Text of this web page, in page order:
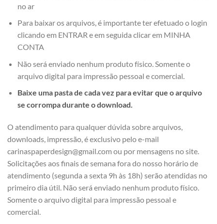
no ar
Para baixar os arquivos, é importante ter efetuado o login
clicando em ENTRAR e em seguida clicar em MINHA
CONTA
Não será enviado nenhum produto físico. Somente o
arquivo digital para impressão pessoal e comercial.
Baixe uma pasta de cada vez para evitar que o arquivo
se corrompa durante o download.
O atendimento para qualquer dúvida sobre arquivos,
downloads, impressão, é exclusivo pelo e-mail
carinaspaperdesign@gmail.com ou por mensagens no site.
Solicitações aos finais de semana fora do nosso horário de
atendimento (segunda a sexta 9h às 18h) serão atendidas no
primeiro dia útil. Não será enviado nenhum produto físico.
Somente o arquivo digital para impressão pessoal e
comercial.